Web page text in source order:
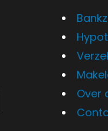
Over